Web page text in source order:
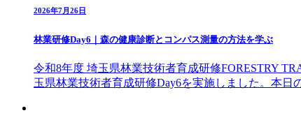
2026年7月26日
林業研修Day6｜森の健康診断とコンパス測量の方法を学ぶ
令和8年度 埼玉県林業技術者育成研修FORESTRY
玉県林業技術者育成研修Day6を実施しました。本日